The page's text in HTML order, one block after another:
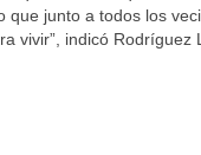
que junto a todos los
vivir”, indicó Rodríguez